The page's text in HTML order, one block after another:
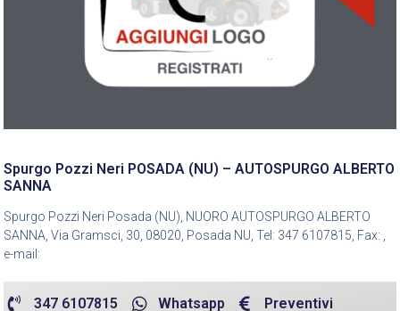
Spurgo Pozzi Neri POSADA (NU) – AUTOSPURGO ALBERTO
SANNA
Spurgo Pozzi Neri Posada (NU), NUORO AUTOSPURGO ALBERTO
SANNA, Via Gramsci, 30, 08020, Posada NU, Tel: 347 6107815, Fax: ,
e-mail:
347 6107815 Whatsapp Preventivi